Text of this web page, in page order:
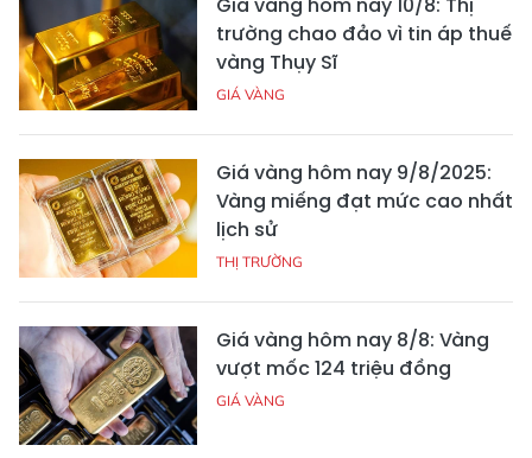
trường chao đảo vì tin áp thuế
vàng Thụy Sĩ
GIÁ VÀNG
Giá vàng hôm nay 9/8/2025:
Vàng miếng đạt mức cao nhất
lịch sử
THỊ TRƯỜNG
Giá vàng hôm nay 8/8: Vàng
vượt mốc 124 triệu đồng
GIÁ VÀNG